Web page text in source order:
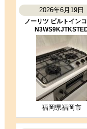
PD-829WS-U75CV-13A
コメント
工事内容の説明が丁寧で安
工事満足度
購入の決め手
価格が安かった
お
2026年6月19日
ノーリツ ビルトイン
福岡県福岡市